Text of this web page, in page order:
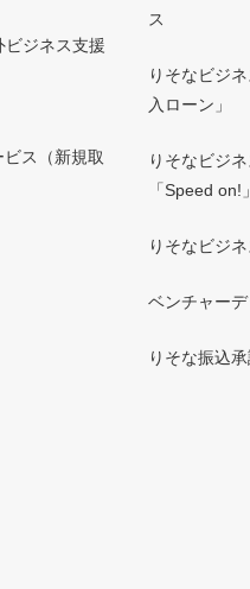
ビジネス支援
ス（新規取
ス
りそなビジ
入ローン」
りそなビジ
「Speed on!」
りそなビジ
ベンチャーデ
りそな振込